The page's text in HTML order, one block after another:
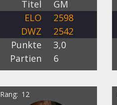
Titel
GM
ELO
2598
DWZ
2542
Punkte
3,0
Partien
6
Rang 12